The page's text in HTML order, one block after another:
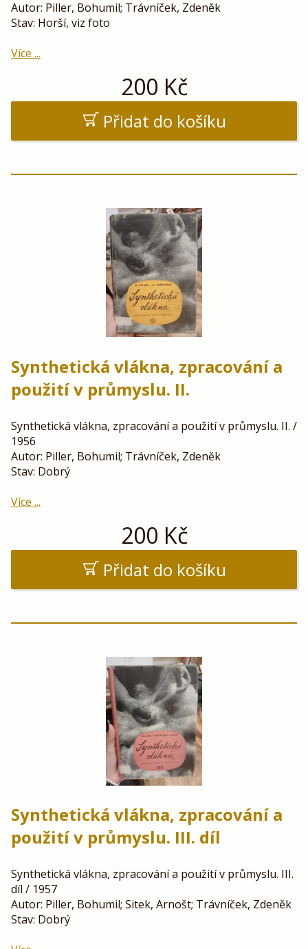
Autor: Piller, Bohumil; Trávníček, Zdeněk
Stav: Horší, viz foto
Více ...
200 Kč
Přidat do košíku
Synthetická vlákna, zpracování a
použití v průmyslu. II.
Synthetická vlákna, zpracování a použití v průmyslu. II. /
1956
Autor: Piller, Bohumil; Trávníček, Zdeněk
Stav: Dobrý
Více ...
200 Kč
Přidat do košíku
Synthetická vlákna, zpracování a
použití v průmyslu. III. díl
Synthetická vlákna, zpracování a použití v průmyslu. III.
díl / 1957
Autor: Piller, Bohumil; Sitek, Arnošt; Trávníček, Zdeněk
Stav: Dobrý